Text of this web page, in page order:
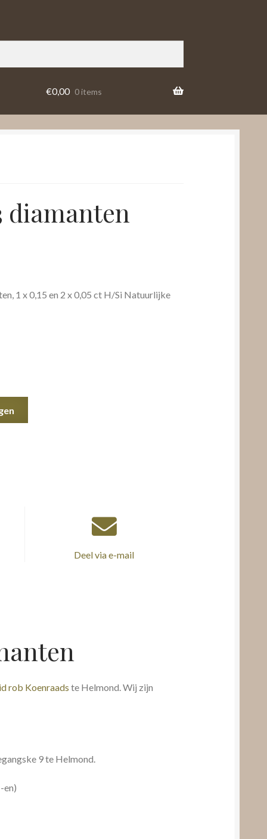
€0,00 0 items
diamanten
1 x 0,15 en 2 x 0,05 ct H/Si Natuurlijke
Deel via e-mail
rob Koenraads te Helmond. Wij zijn
9 te Helmond.
en)